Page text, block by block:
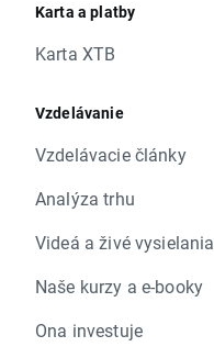
Karta a platby
Karta XTB
Vzdelávanie
Vzdelávacie články
Analýza trhu
Videá a živé vysielania
Naše kurzy a e-booky
Ona investuje